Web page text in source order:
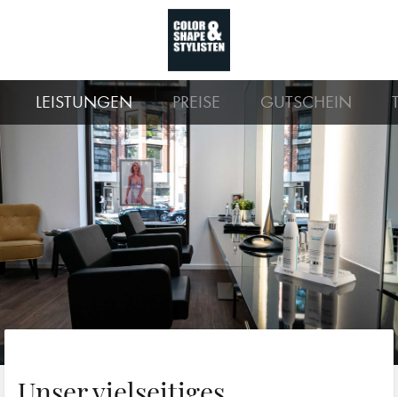
LEISTUNGEN PREISE GUTSCHEIN